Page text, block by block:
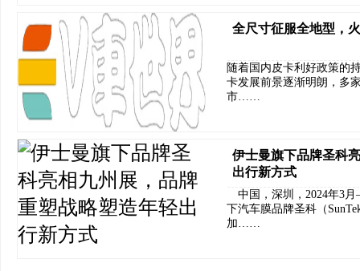
全尺寸征服全地型，
随着国内皮卡利好政策的
卡发展前景逐渐明朗，多
市……
伊士曼旗下品牌圣科
出行新方式
中国，深圳，2024年3
下汽车膜品牌圣科（
加……